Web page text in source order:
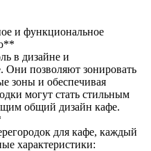
и функциональное
в дизайне и
Они позволяют зонировать
зоны и обеспечивая
могут стать стильным
общий дизайн кафе.
для кафе, каждый
характеристики: